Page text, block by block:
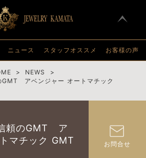
ニュース スタッフオススメ お客様の声
NEWS
GMT アベンジャー オートマチック
頼のGMT ア
マチック GMT
お問合せ